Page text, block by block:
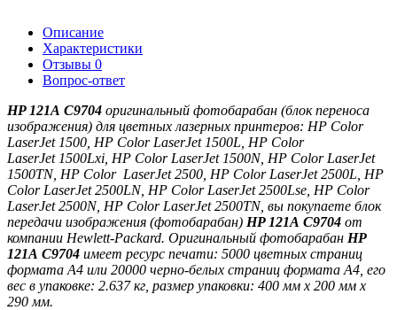
Описание
Характеристики
Отзывы 0
Вопрос-ответ
HP 121A C9704 оригинальный фотобарабан (блок переноса
изображения) для цветных лазерных принтеров: HP Color
LaserJet 1500, HP Color LaserJet 1500L, HP Color
LaserJet 1500Lxi, HP Color LaserJet 1500N, HP Color LaserJet
1500TN, HP Color LaserJet2500, HP Color LaserJet2500L, HP
Color LaserJet2500LN, HP Color LaserJet2500Lse, HP Color
LaserJet2500N, HP Color LaserJet2500TN, вы покупаете блок
передачи изображения (фотобарабан) HP 121A C9704 от
компании Hewlett-Packard. Оригинальный фотобарабан HP
121A C9704 имеет ресурс печати: 5000 цветных страниц
формата A4 или 20000 черно-белых страниц формата A4, его
вес в упаковке: 2.637 кг, размер упаковки: 400 мм x 200 мм x
290 мм.